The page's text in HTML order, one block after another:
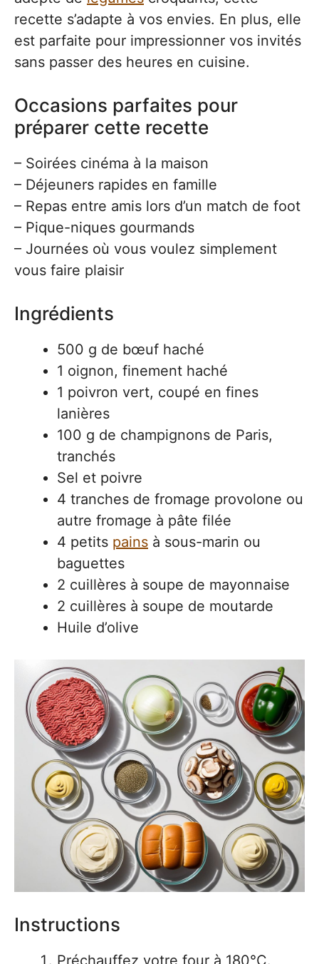
recette s’adapte à vos envies. En plus, elle
est parfaite pour impressionner vos invités
sans passer des heures en cuisine.
Occasions parfaites pour
préparer cette recette
– Soirées cinéma à la maison
– Déjeuners rapides en famille
– Repas entre amis lors d’un match de foot
– Pique-niques gourmands
– Journées où vous voulez simplement
vous faire plaisir
Ingrédients
500 g de bœuf haché
1 oignon, finement haché
1 poivron vert, coupé en fines
lanières
100 g de champignons de Paris,
tranchés
Sel et poivre
4 tranches de fromage provolone ou
autre fromage à pâte filée
4 petits pains à sous-marin ou
baguettes
2 cuillères à soupe de mayonnaise
2 cuillères à soupe de moutarde
Huile d’olive
Instructions